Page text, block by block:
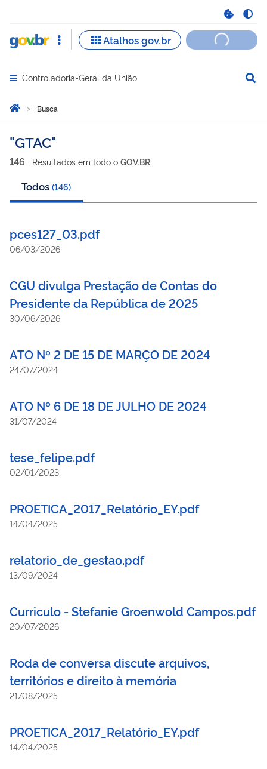
Abrir menu principal de navegação
Controladoria-Geral da União
Você está aqui:
Página Inicial
Busca
Busca
GTAC
146 Resultados em todo o GOV.BR
Todos (146)
pces127_03.pdf
06/03/2026
CGU divulga Prestação de Contas do
Presidente da República de 2025
30/06/2026
ATO Nº 2 DE 15 DE MARÇO DE 2024
24/07/2024
ATO Nº 6 DE 18 DE JULHO DE 2024
31/07/2024
tese_felipe.pdf
02/01/2023
PROETICA_2017_Relatório_EY.pdf
14/04/2025
relatorio_de_gestao.pdf
13/09/2024
Curriculo - Stefanie Groenwold Campos.pdf
20/07/2026
Roda de conversa discute arquivos,
territórios e direito à memória
21/08/2025
PROETICA_2017_Relatório_EY.pdf
14/04/2025